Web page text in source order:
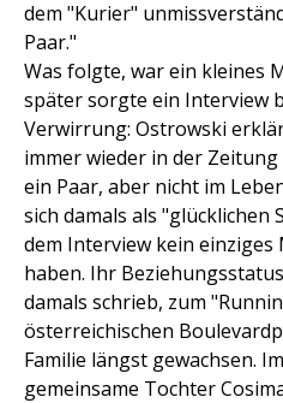
dem "Kurier"
Paar."
Was folgte, war ein kleines
später sorgte ein Interview
Verwirrung: Ostrowski
immer wieder in der Zeitung
ein Paar, aber nicht im
sich damals als "glücklichen
dem Interview kein einziges
haben. Ihr
damals schrieb, zum
österreichischen
Familie längst gewachsen.
gemeinsame Tochter